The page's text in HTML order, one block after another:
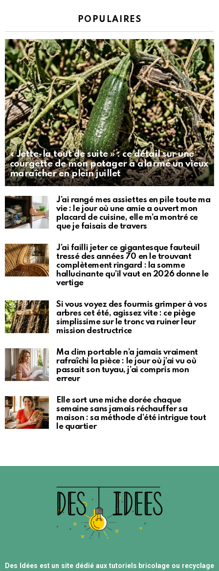
POPULAIRES
« Jette-la tout de suite » : ce détail sur une
courgette de mon potager a alarmé un vieux
maraîcher en plein juillet
J’ai rangé mes assiettes en pile toute ma
vie : le jour où une amie a ouvert mon
placard de cuisine, elle m’a montré ce
que je faisais de travers
J’ai failli jeter ce gigantesque fauteuil
tressé des années 70 en le trouvant
complètement ringard : la somme
hallucinante qu’il vaut en 2026 donne le
vertige
Si vous voyez des fourmis grimper à vos
arbres cet été, agissez vite : ce piège
simplissime sur le tronc va ruiner leur
mission destructrice
Ma clim portable n’a jamais vraiment
rafraîchi la pièce : le jour où j’ai vu où
passait son tuyau, j’ai compris mon
erreur
Elle sort une miche dorée chaque
semaine sans jamais réchauffer sa
maison : sa méthode d’été intrigue tout
le quartier
Des Idées est un site dédié aux tutoriels bricolage ou recyclage